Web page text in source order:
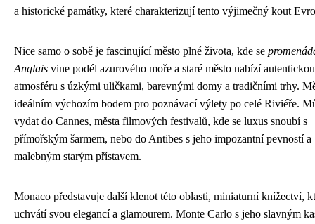
a historické památky, které charakterizují tento výjimečný kout
Nice samo o sobě je fascinující město plné života, kde se
Anglais vine podél azurového moře a staré město nabízí autentickou
atmosféru s úzkými uličkami, barevnými domy a tradičními trhy.
ideálním výchozím bodem pro poznávací výlety po celé Riviéře.
vydat do Cannes, města filmových festivalů, kde se luxus snoubí s
přímořským šarmem, nebo do Antibes s jeho impozantní pevností a
malebným starým přístavem.
Monaco představuje další klenot této oblasti, miniaturní knížectví,
uchvátí svou elegancí a glamourem. Monte Carlo s jeho slavným